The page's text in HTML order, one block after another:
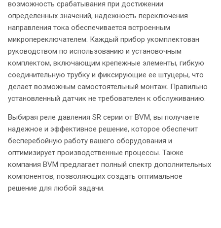
возможность срабатывания при достижении
определенных значений, надежность переключения
направления тока обеспечивается встроенным
микропереключателем. Каждый прибор укомплектован
руководством по использованию и установочным
комплектом, включающим крепежные элементы, гибкую
соединительную трубку и фиксирующие ее штуцеры, что
делает возможным самостоятельный монтаж. Правильно
установленный датчик не требователен к обслуживанию.
Выбирая реле давления SR серии от BVM, вы получаете
надежное и эффективное решение, которое обеспечит
бесперебойную работу вашего оборудования и
оптимизирует производственные процессы. Также
компания BVM предлагает полный спектр дополнительных
компонентов, позволяющих создать оптимальное
решение для любой задачи.